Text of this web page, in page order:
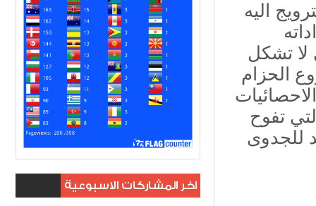
اليه
وهي لا تشكل
الحزام
تفوح
للجدوى
اخر المشاركات الاسبوعية